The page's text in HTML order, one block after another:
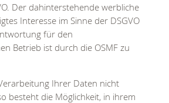
Der dahinterstehende werbliche
Interesse im Sinne der DSGVO
für den
Betrieb ist durch die OSMF zu
Ihrer Daten nicht
besteht die Möglichkeit, in ihrem